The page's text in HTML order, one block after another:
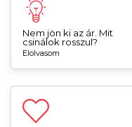
Nem jön ki az ár. Mit
csinálok rosszul?
Elolvasom